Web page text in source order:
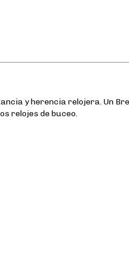
y herencia relojera. Un
relojes de buceo.